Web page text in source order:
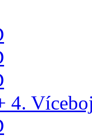
4.